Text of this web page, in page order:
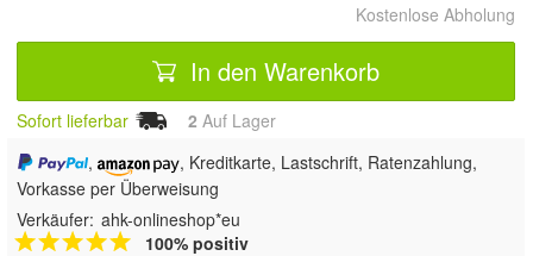
Kostenlose Abholung
In den Warenkorb
Sofort lieferbar 2 Auf Lager
,
, Kreditkarte, Lastschrift, Ratenzahlung,
Vorkasse per Überweisung
Verkäufer: ahk-onlineshop*eu
100% positiv